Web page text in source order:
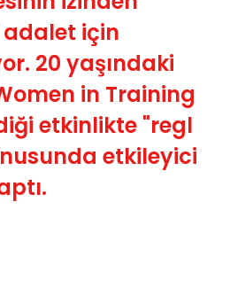
için
20 yaşındaki
in Training
etkinlikte "regl
etkileyici